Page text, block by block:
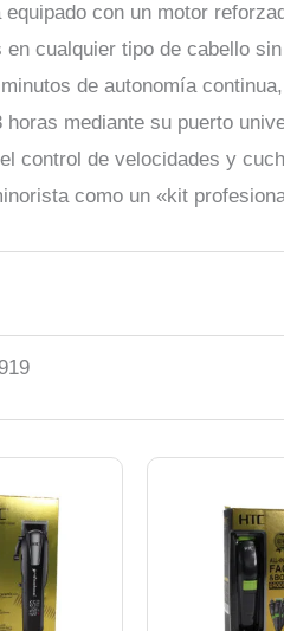
con un motor
cualquier tipo de cabello
de autonomía
mediante su puerto
control de velocidades y
como un «kit